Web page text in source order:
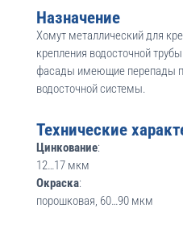
Назначение
Хомут металлический для
крепления водосточной
фасады имеющие перепады
водосточной системы.
Технические
Цинкование:
12…17 мкм
Окраска:
порошковая, 60…90 мкм